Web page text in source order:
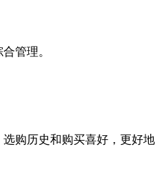
管理。
购历史和购买喜好，更好